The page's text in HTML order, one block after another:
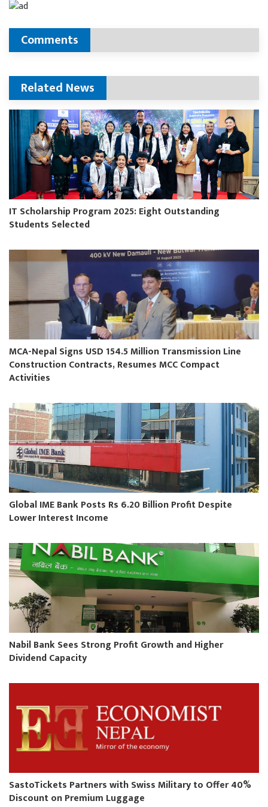
Comments
Related News
IT Scholarship Program 2025: Eight Outstanding
Students Selected
MCA-Nepal Signs USD 154.5 Million Transmission Line
Construction Contracts, Resumes MCC Compact
Activities
Global IME Bank Posts Rs 6.20 Billion Profit Despite
Lower Interest Income
Nabil Bank Sees Strong Profit Growth and Higher
Dividend Capacity
SastoTickets Partners with Swiss Military to Offer 40%
Discount on Premium Luggage